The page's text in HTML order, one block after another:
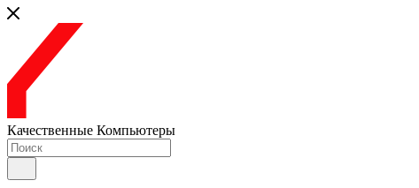
Качественные Компьютеры